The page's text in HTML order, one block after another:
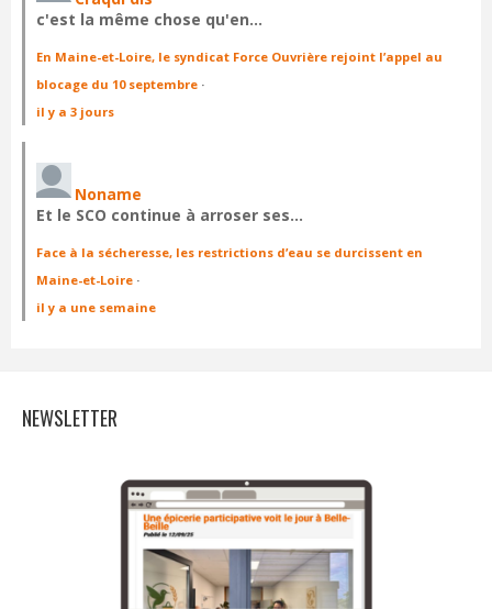
c'est la même chose qu'en…
En Maine-et-Loire, le syndicat Force Ouvrière rejoint l’appel au
blocage du 10 septembre ·
il y a 3 jours
Noname
Et le SCO continue à arroser ses…
Face à la sécheresse, les restrictions d’eau se durcissent en
Maine-et-Loire ·
il y a une semaine
NEWSLETTER